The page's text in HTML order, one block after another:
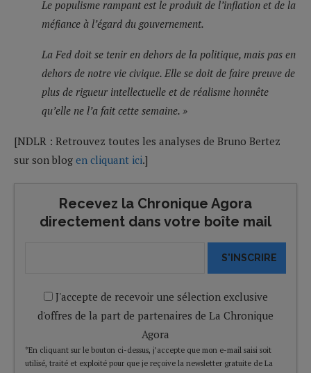
Le populisme rampant est le produit de l’inflation et de la
méfiance à l’égard du gouvernement.
La Fed doit se tenir en dehors de la politique, mais pas en
dehors de notre vie civique. Elle se doit de faire preuve de
plus de rigueur intellectuelle et de réalisme honnête
qu’elle ne l’a fait cette semaine. »
[NDLR : Retrouvez toutes les analyses de Bruno Bertez
sur son blog en cliquant ici.]
Recevez la Chronique Agora
directement dans votre boîte mail
S'INSCRIRE
J'accepte de recevoir une sélection exclusive
d'offres de la part de partenaires de La Chronique
Agora
*En cliquant sur le bouton ci-dessus, j’accepte que mon e-mail saisi soit
utilisé, traité et exploité pour que je reçoive la newsletter gratuite de La